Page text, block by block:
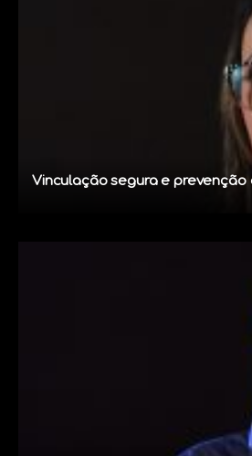
Vinculação segura e prevenção